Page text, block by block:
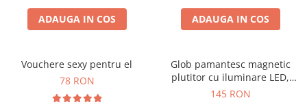
ADAUGA IN COS ADAUGA IN COS
Vouchere sexy pentru el
78 RON
Glob pamantesc magnetic
plutitor cu iluminare LED,
Forma C
145 RON